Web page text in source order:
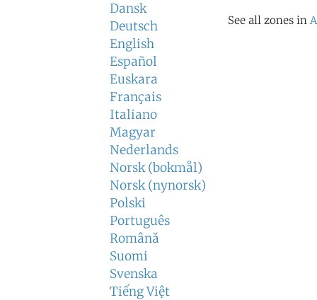
Dansk
Deutsch
English
Español
Euskara
Français
Italiano
Magyar
Nederlands
Norsk (bokmål)
Norsk (nynorsk)
Polski
Português
Română
Suomi
Svenska
Tiếng Việt
See all zones in